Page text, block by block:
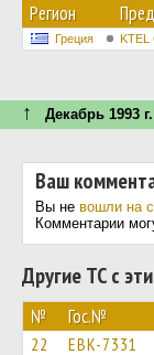
Регион
Греция KTEL
↑ Декабрь 1993 г.
Ваш
Вы не вошли на
Комментарии
Другие ТС с
№ Гос.№
22 EBK-7331